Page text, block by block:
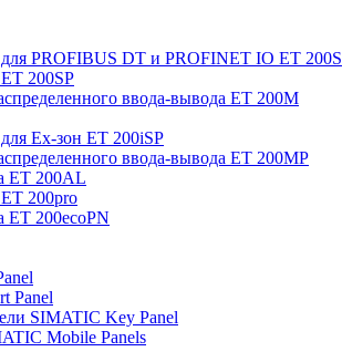
PROFIBUS DT и PROFINET IO ET 200S
200SP
ввода-вывода ET 200M
Ex-зон ET 200iSP
ввода-вывода ET 200MP
ET 200AL
200pro
ET 200ecoPN
Panel
SIMATIC Key Panel
Mobile Panels